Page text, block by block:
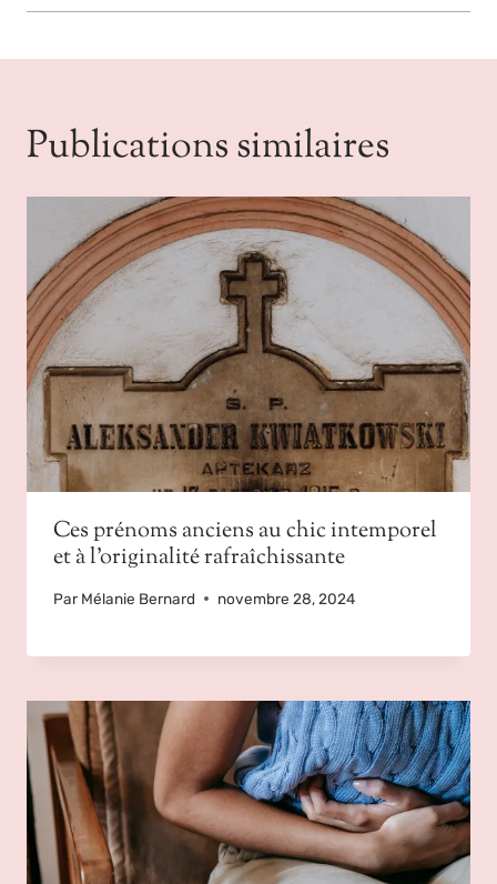
Publications similaires
Ces prénoms anciens au chic intemporel
et à l’originalité rafraîchissante
Par Mélanie Bernard novembre 28, 2024